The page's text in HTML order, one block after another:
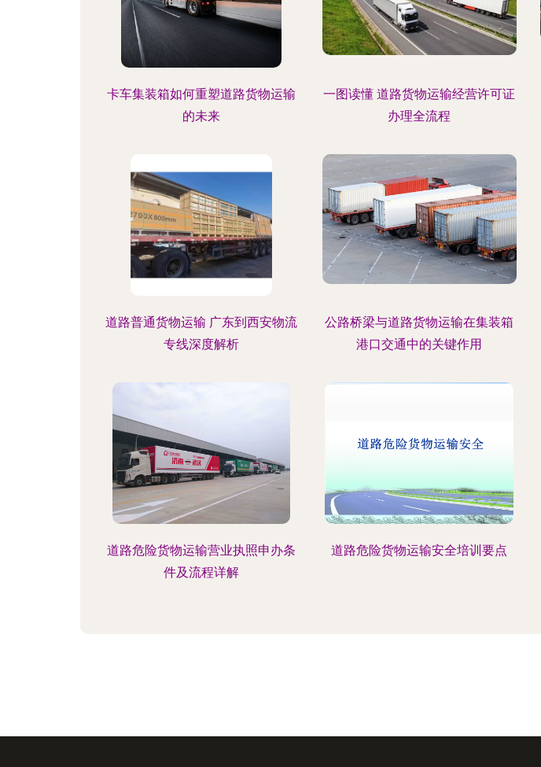
卡车集装箱如何重塑道路货物运输
的未来
一图读懂 道路货物运输经营许可证
办理全流程
道路普通货物运输 广东到西安物流
专线深度解析
公路桥梁与道路货物运输在集装箱
港口交通中的关键作用
道路危险货物运输营业执照申办条
件及流程详解
道路危险货物运输安全培训要点